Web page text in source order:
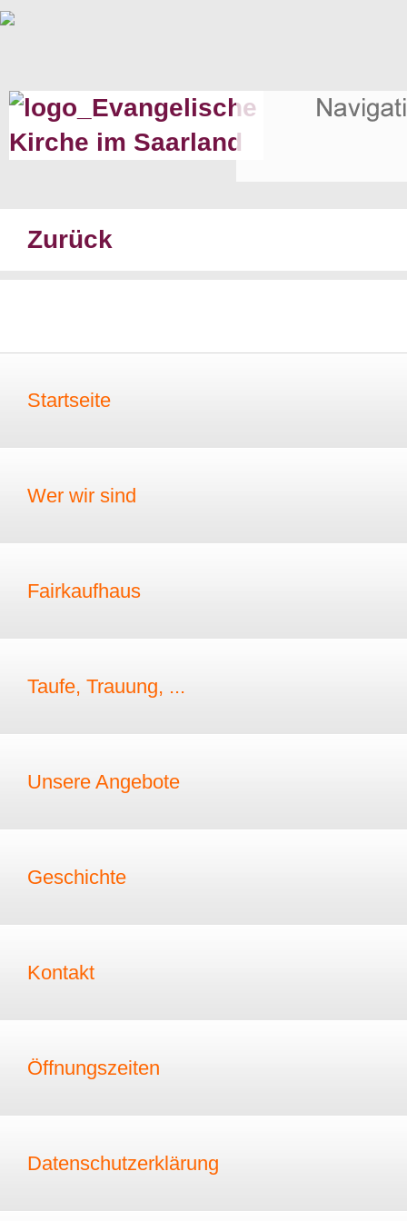
Zurück
Startseite
Wer wir sind
Fairkaufhaus
Taufe, Trauung, ...
Unsere Angebote
Geschichte
Kontakt
Öffnungszeiten
Datenschutzerklärung